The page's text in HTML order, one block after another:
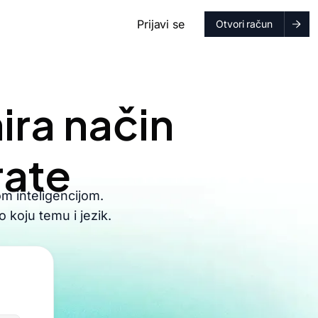
Prijavi se Otvori račun
način
inteligencijom.
koju temu i jezik.